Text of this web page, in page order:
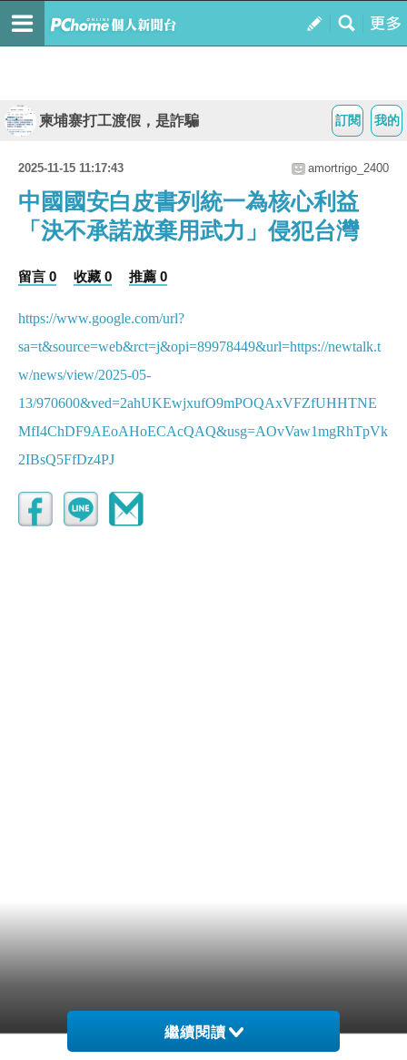
我的
訂閱
柬埔寨打工渡假，是詐騙
2025-11-15 11:17:43 amortrigo_2400
中國國安白皮書列統一為核心利益
「決不承諾放棄用武力」侵犯台灣
留言 0 收藏 0 推薦 0
https://www.google.com/url?
sa=t&source=web&rct=j&opi=89978449&url=https://newtalk.t
w/news/view/2025-05-
13/970600&ved=2ahUKEwjxufO9mPOQAxVFZfUHHTNE
MfI4ChDF9AEoAHoECAcQAQ&usg=AOvVaw1mgRhTpVk
2IBsQ5FfDz4PJ
繼續閱讀